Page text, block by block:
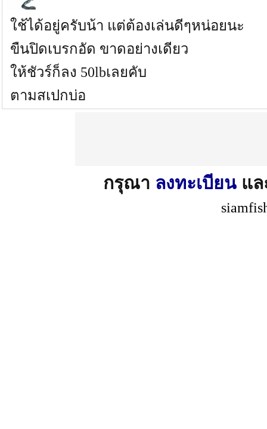
ใช้ได้อยู่ครับน้า แต่ต้องเล่นดีๆหน่อยนะ
ขืนปิดเบรกอัด ขาดอย่างเดียว
ให้ชัวร์ก็ลง 50lbเลยคับ
ตามสเปกบ่อ
กรุณา ลงทะเบียน แ